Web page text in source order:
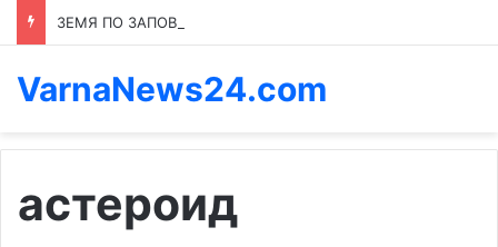
VarnaNews24.com
астероид